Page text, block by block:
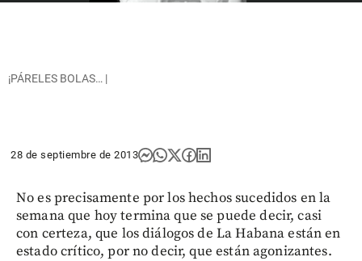
¡PÁRELES BOLAS… |
28 de septiembre de 2013
No es precisamente por los hechos sucedidos en la
semana que hoy termina que se puede decir, casi
con certeza, que los diálogos de La Habana están en
estado crítico, por no decir, que están agonizantes.